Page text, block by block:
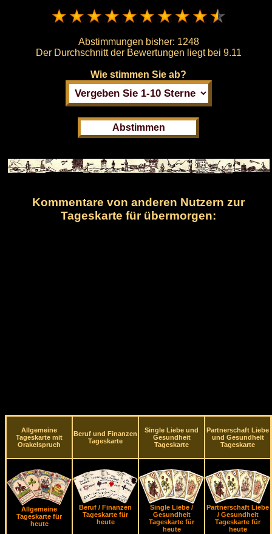
Abstimmungen bisher: 1248
Der Durchschnitt der Bewertungen liegt bei 9.11
Wie stimmen Sie ab?
Kommentare von anderen Nutzern zur
Tageskarte für übermorgen:
Allgemeine
Tageskarte mit
Orakelspruch
Beruf und Finanzen
Tageskarte
Single Liebe und
Gesundheit
Tageskarte
Partnerschaft Liebe
und Gesundheit
Tageskarte
Allgemeine
Tageskarte für
heute
Beruf / Finanzen
Tageskarte für
heute
Single Liebe /
Gesundheit
Tageskarte für
heute
Partnerschaft Liebe
/ Gesundheit
Tageskarte für
heute